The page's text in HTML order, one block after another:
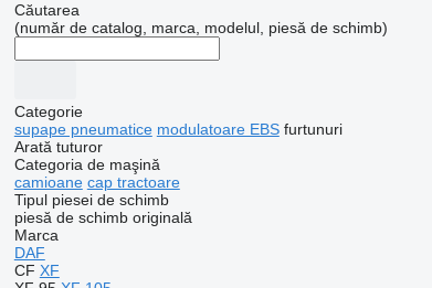
Căutarea
(număr de catalog, marca, modelul, piesă de schimb)
Categorie
supape pneumatice modulatoare EBS furtunuri
Arată tuturor
Categoria de maşină
camioane cap tractoare
Tipul piesei de schimb
piesă de schimb originală
Marca
DAF
CF XF